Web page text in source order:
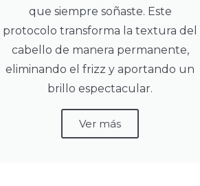
que siempre soñaste. Este
protocolo transforma la textura del
cabello de manera permanente,
eliminando el frizz y aportando un
brillo espectacular.
Ver más